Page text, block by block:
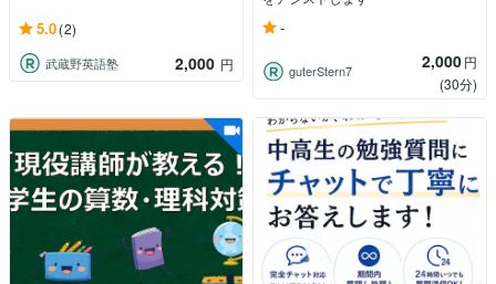
5.0(2)
武蔵野英語塾 2,000 円
-
guterStern7 2,000円
(30分)